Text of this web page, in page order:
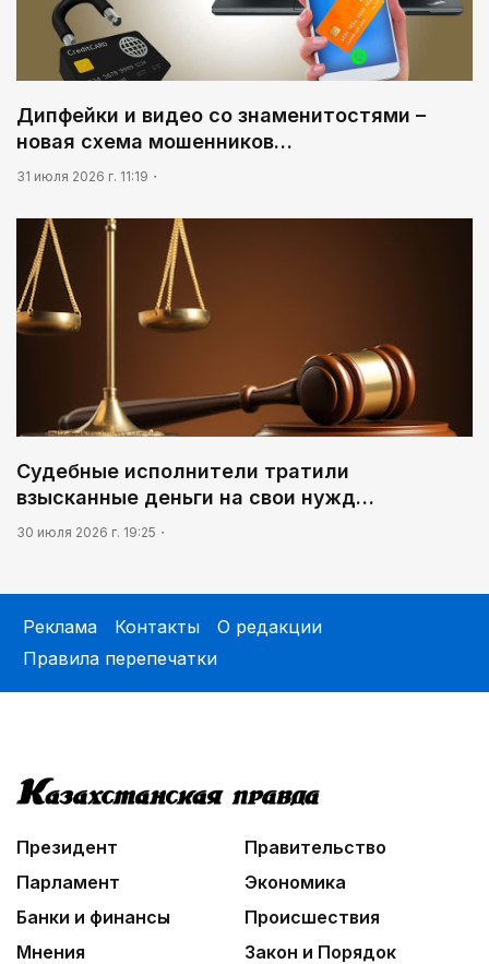
Дипфейки и видео со знаменитостями –
новая схема мошенников…
31 июля 2026 г. 11:19
Судебные исполнители тратили
взысканные деньги на свои нужд…
30 июля 2026 г. 19:25
Реклама Контакты
О редакции
Правила перепечатки
Президент
Правительство
Парламент
Экономика
Банки и финансы
Происшествия
Мнения
Закон и Порядок